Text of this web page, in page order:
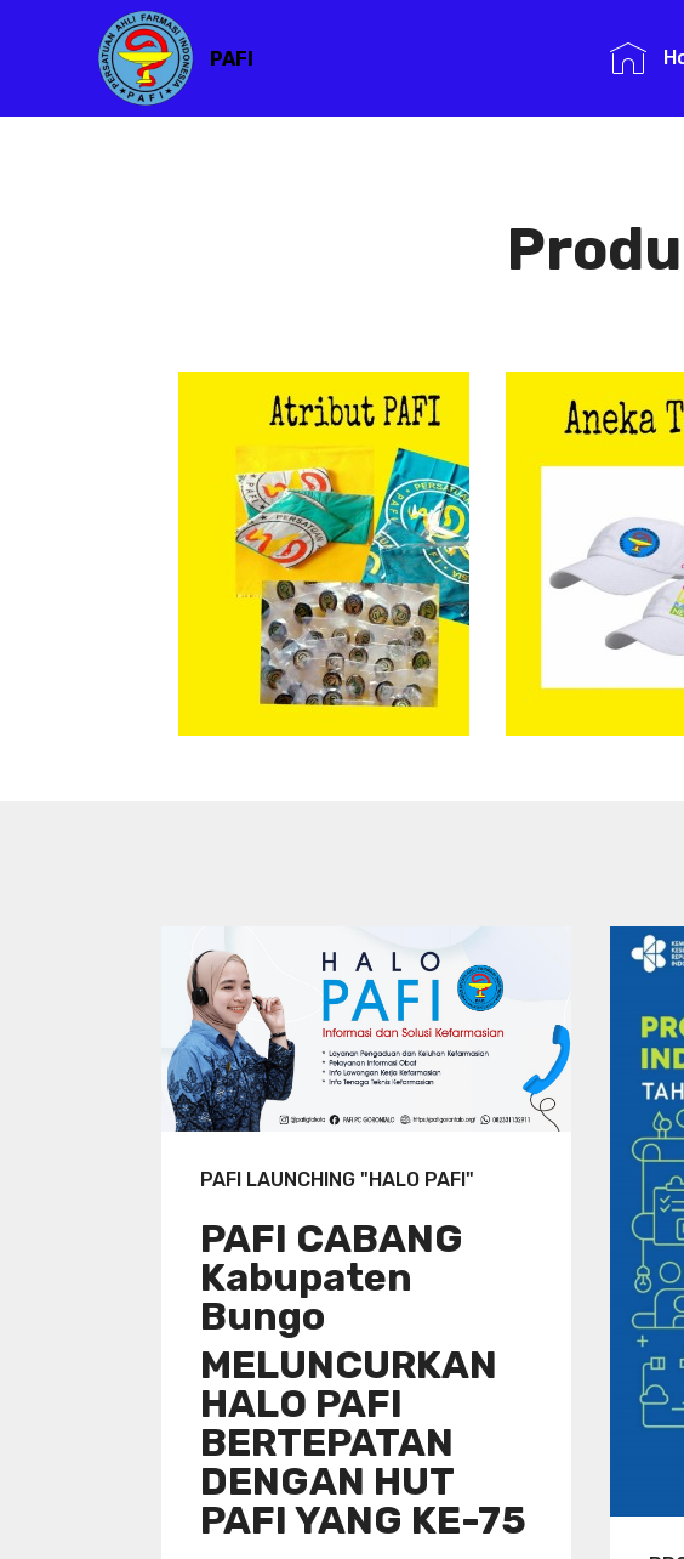
PAFI
Atribut PAFI
Atribut
PAFI
Aneka
PAFI LAUNCHING "HALO PAFI"
PAFI CABANG
Kabupaten
Bungo
MELUNCURKAN
HALO PAFI
BERTEPATAN
DENGAN HUT
PAFI YANG KE-75